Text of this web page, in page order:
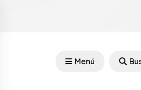
Menú